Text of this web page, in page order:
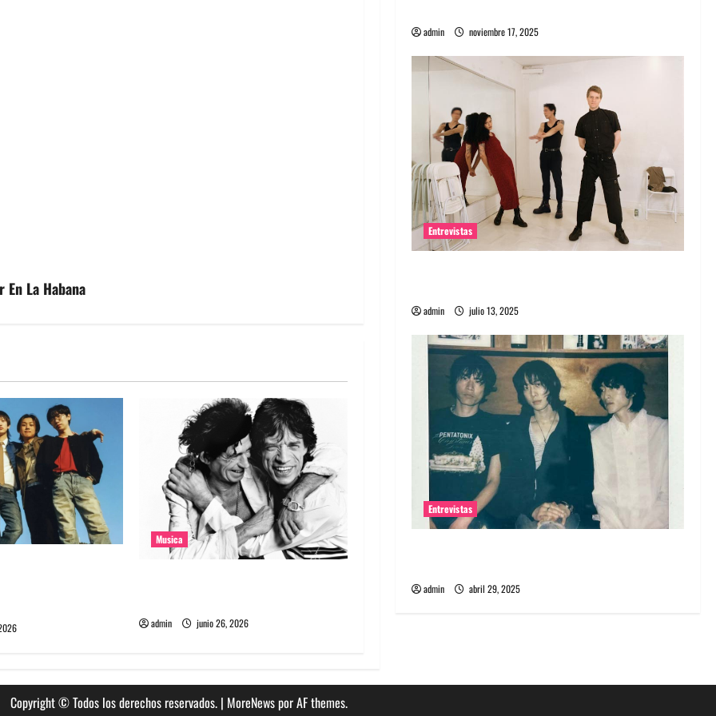
La Habana
Musica
admin junio 26, 2026
admin noviembre 17, 2025
Entrevistas
admin julio 13, 2025
Entrevistas
admin abril 29, 2025
Copyright © Todos los derechos reservados. | MoreNewspor AF themes.